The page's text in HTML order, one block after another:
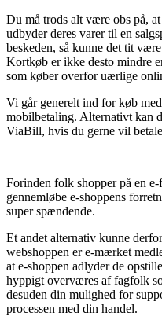
Du må trods alt være obs på,
udbyder deres varer til en
beskeden, så kunne det tit
Kortkøb er ikke desto mindre
som køber overfor uærlige
Vi går generelt ind for køb
mobilbetaling. Alternativt kan
ViaBill, hvis du gerne vil
Forinden folk shopper på en
gennemløbe e-shoppens
super spændende.
Et andet alternativ kunne
webshoppen er e-mærket
at e-shoppen adlyder de
hyppigt overværes af fagfolk
desuden din mulighed for
processen med din handel.